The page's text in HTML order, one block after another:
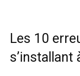
Les 10
s’installant